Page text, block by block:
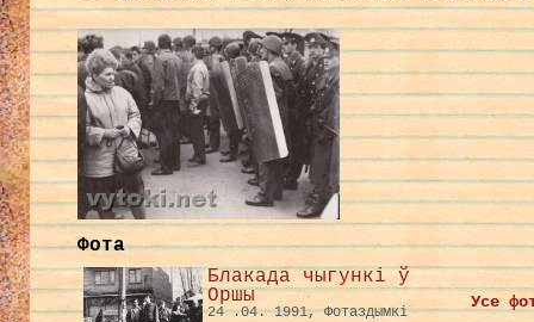
Фота
Блакада чыгункі ў
Оршы
24 .04. 1991, Фотаздымкі
Усе